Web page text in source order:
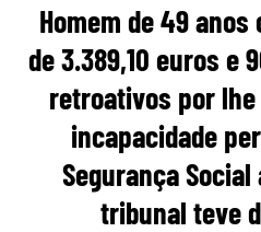
Homem de 49
de 3.389,10 euros e
retroativos por
incapacidade
Segurança
tribunal teve